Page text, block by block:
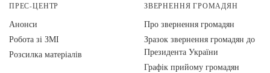
ПРЕС-ЦЕНТР
Анонси
Робота зі ЗМІ
Розсилка матеріалів
ЗВЕРНЕННЯ ГРОМАДЯН
Про звернення громадян
Зразок звернення громадян до
Президента України
Графік прийому громадян